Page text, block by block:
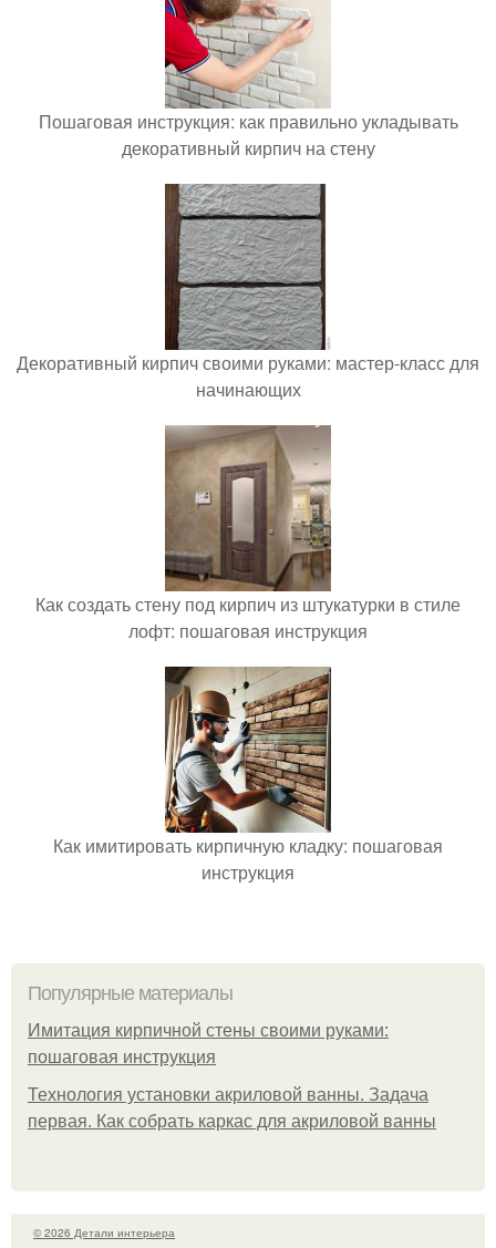
Пошаговая инструкция: как правильно укладывать
декоративный кирпич на стену
Декоративный кирпич своими руками: мастер-класс для
начинающих
Как создать стену под кирпич из штукатурки в стиле
лофт: пошаговая инструкция
Как имитировать кирпичную кладку: пошаговая
инструкция
Популярные материалы
Имитация кирпичной стены своими руками:
пошаговая инструкция
Технология установки акриловой ванны. Задача
первая. Как собрать каркас для акриловой ванны
© 2026 Детали интерьера